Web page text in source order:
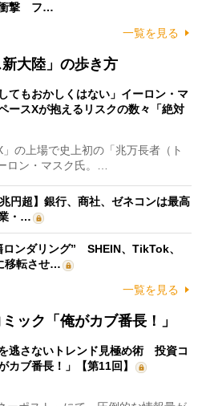
衝撃 フ…
一覧を見る
大陸」の歩き方
てもおかしくはない」イーロン・マ
ースXが抱えるリスクの数々「絶対
の上場で史上初の「兆万長者（ト
ロン・マスク氏。…
円超】銀行、商社、ゼネコンは最高
・…
ロンダリング” SHEIN、TikTok、
移転させ…
一覧を見る
ック「俺がカブ番長！」
を逃さないトレンド見極め術 投資コ
カブ番長！」【第11回】